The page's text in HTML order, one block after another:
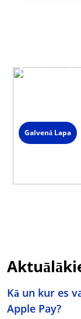
Neatradi
Galvenā Lapa
Kā un kur es
Apple Pay?